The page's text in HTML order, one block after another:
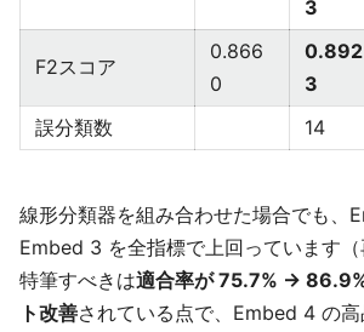
3
F2スコア
0.866
0
0.892
3
誤分類数
14
線形分類器を組み合わせた場合でも、
Embed 3 を全指標で上回っています（
特筆すべきは適合率が 75.7% →
ト改善されている点で、Embed 4 の